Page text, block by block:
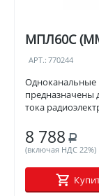
МПЛ60С
АРТ.: 770244
Одноканальные
предназначены
тока
8 788 Р
(включая НДС 22%)